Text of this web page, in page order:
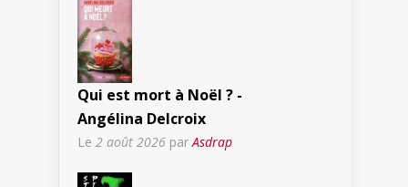
Qui est mort à Noël ? -
Angélina Delcroix
Le 2 août 2026 par Asdrap